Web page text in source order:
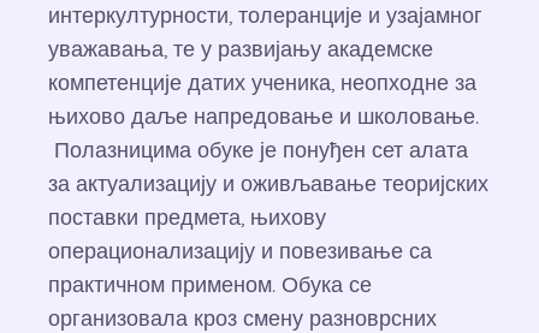
интеркултурности, толеранције и узајамног
уважавања, те у развијању академске
компетенције датих ученика, неопходне за
њихово даље напредовање и школовање.
Полазницима обуке је понуђен сет алата
за актуализацију и оживљавање теоријских
поставки предмета, њихову
операционализацију и повезивање са
практичном применом. Обука се
организовала кроз смену разноврсних